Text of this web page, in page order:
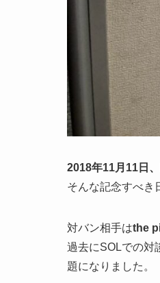
2018年11月11日
そんな記念すべき
対バン相手はthe
過去にSOLでの対
題になりました。